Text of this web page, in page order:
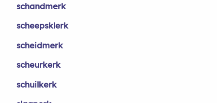
schandmerk
scheepsklerk
scheidmerk
scheurkerk
schuilkerk